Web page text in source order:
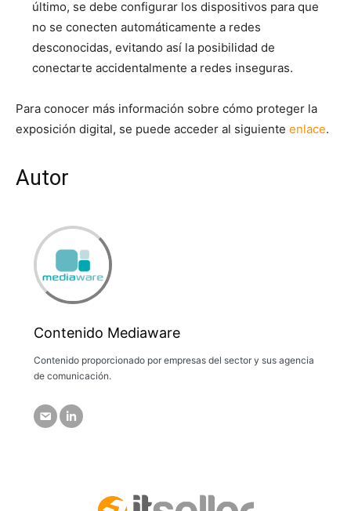
último, se debe configurar los dispositivos para que
no se conecten automáticamente a redes
desconocidas, evitando así la posibilidad de
conectarte accidentalmente a redes inseguras.
Para conocer más información sobre cómo proteger la
exposición digital, se puede acceder al siguiente enlace.
Autor
Contenido Mediaware
Contenido proporcionado por empresas del sector y sus agencia
de comunicación.